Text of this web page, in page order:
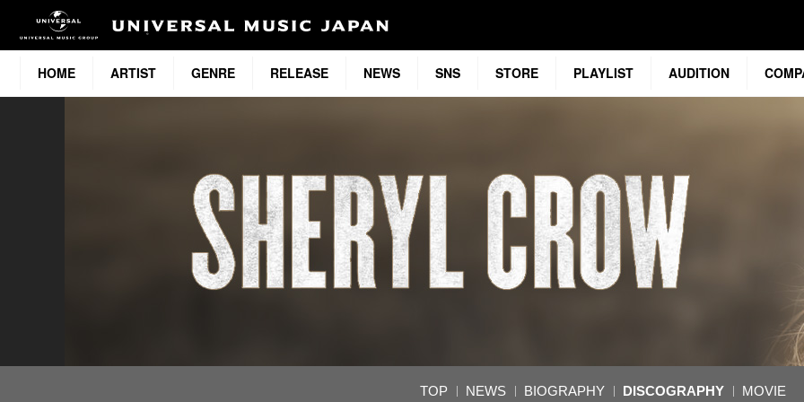
HOME ARTIST GENRE RELEASE NEWS SNS STORE PLAYLIST AUDITION
TOP NEWS BIOGRAPHY DISCOGRAPHY MOVIE